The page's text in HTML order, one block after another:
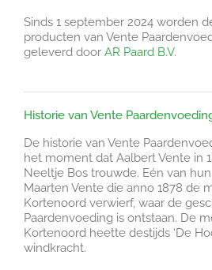
Sinds 1 september 2024 worden
producten van Vente
geleverd door AR Paard B.V.
Historie van Vente
De historie van Vente
het moment dat Aalbert Vente in
Neeltje Bos trouwde. Eén van
Maarten Vente die anno 1878 de
Kortenoord verwierf, waar de
Paardenvoeding is ontstaan. De
Kortenoord heette destijds ‘De
windkracht.